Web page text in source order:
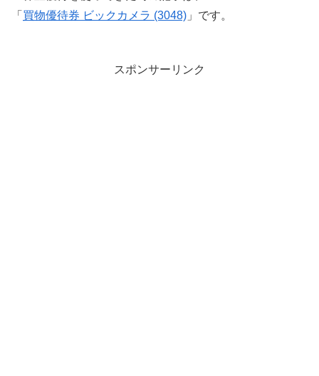
「 買物優待券 ビックカメラ (3048) 」です。
スポンサーリンク